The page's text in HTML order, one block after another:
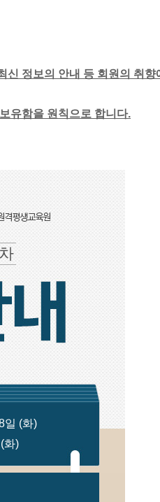
정보의 안내 등 회원의 취
유함을 원칙으로 합니다.